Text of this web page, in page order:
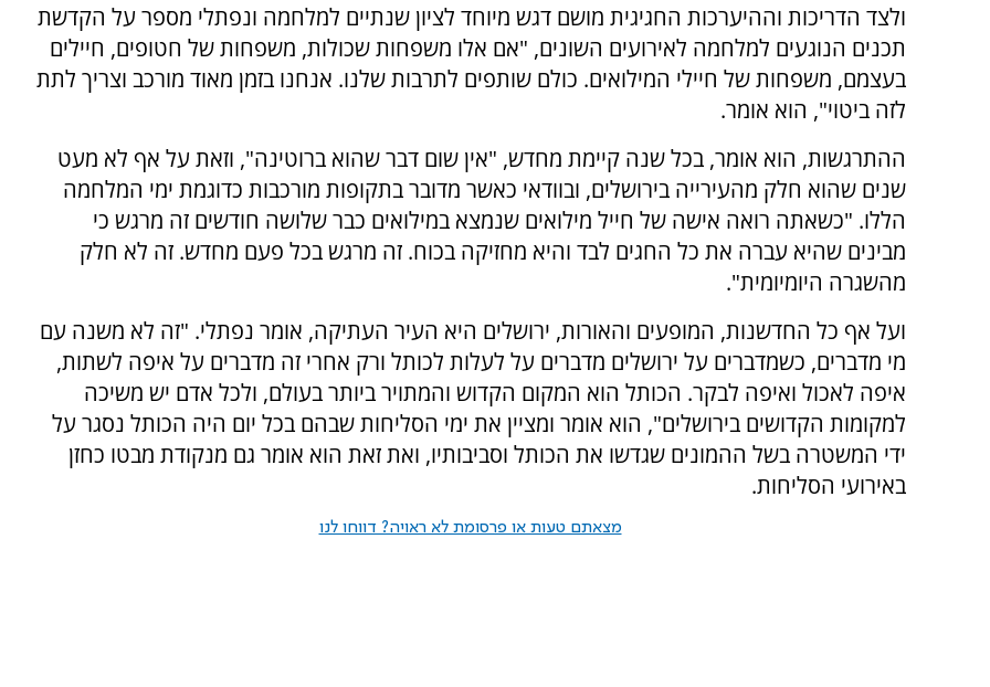
ולצד הדריכות וההיערכות החגיגית מושם דגש מיוחד לציון שנתיים למלחמה ונפתלי מספר על הקדשת
תכנים הנוגעים למלחמה לאירועים השונים, "אם אלו משפחות שכולות, משפחות של חטופים, חיילים
בעצמם, משפחות של חיילי המילואים. כולם שותפים לתרבות שלנו. אנחנו בזמן מאוד מורכב וצריך לתת
לזה ביטוי", הוא אומר.
ההתרגשות, הוא אומר, בכל שנה קיימת מחדש, "אין שום דבר שהוא ברוטינה", וזאת על אף לא מעט
שנים שהוא חלק מהעירייה בירושלים, ובוודאי כאשר מדובר בתקופות מורכבות כדוגמת ימי המלחמה
הללו. "כשאתה רואה אישה של חייל מילואים שנמצא במילואים כבר שלושה חודשים זה מרגש כי
מבינים שהיא עברה את כל החגים לבד והיא מחזיקה בכוח. זה מרגש בכל פעם מחדש. זה לא חלק
מהשגרה היומיומית".
ועל אף כל החדשנות, המופעים והאורות, ירושלים היא העיר העתיקה, אומר נפתלי. "זה לא משנה עם
מי מדברים, כשמדברים על ירושלים מדברים על לעלות לכותל ורק אחרי זה מדברים על איפה לשתות,
איפה לאכול ואיפה לבקר. הכותל הוא המקום הקדוש והמתויר ביותר בעולם, ולכל אדם יש משיכה
למקומות הקדושים בירושלים", הוא אומר ומציין את ימי הסליחות שבהם בכל יום היה הכותל נסגר על
ידי המשטרה בשל ההמונים שגדשו את הכותל וסביבותיו, ואת זאת הוא אומר גם מנקודת מבטו כחזן
באירועי הסליחות.
מצאתם טעות או פרסומת לא ראויה? דווחו לנו